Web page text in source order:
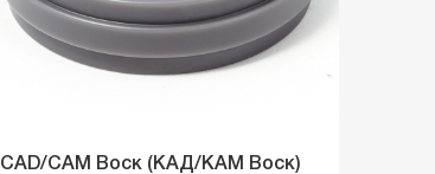
CAD/CAM Воск (КАД/КАМ Воск)